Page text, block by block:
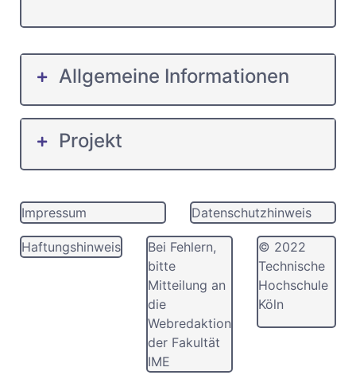
Allgemeine Informationen
Projekt
Impressum Datenschutzhinweis
Haftungshinweis
Bei Fehlern,
bitte
Mitteilung an
die
Webredaktion
der Fakultät
IME
© 2022
Technische
Hochschule
Köln